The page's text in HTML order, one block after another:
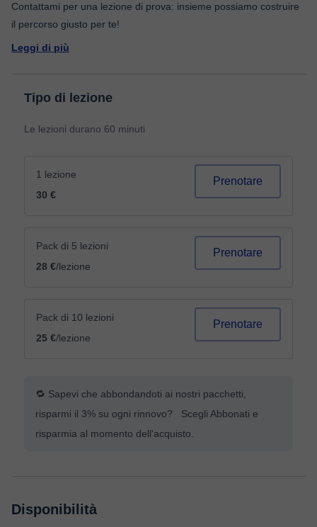
Contattami per una lezione di prova: insieme possiamo costruire
Leggi di più
Tipo di lezione
Le lezioni durano 60 minuti
1 lezione
30 €
Prenotare
Pack di 5 lezioni
28 €/lezione
Prenotare
Pack di 10 lezioni
25 €/lezione
Prenotare
🔁 Sapevi che abbondandoti ai nostri pacchetti,
risparmi il 3% su ogni rinnovo? Scegli Abbonati e
risparmia al momento dell'acquisto.
Disponibilità